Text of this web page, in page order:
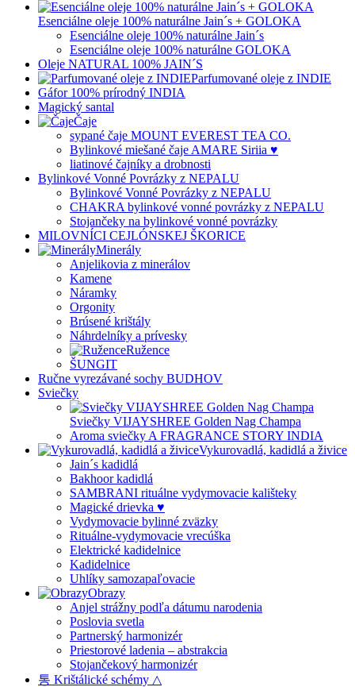
Esenciálne oleje 100% naturálne Jain´s + GOLOKA
Esenciálne oleje 100% naturálne Jain´s
Esenciálne oleje 100% naturálne GOLOKA
Oleje NATURAL 100% JAIN´S
Parfumované oleje z INDIE
Gáfor 100% prírodný INDIA
Magický santal
Čaje
sypané čaje MOUNT EVEREST TEA CO.
Bylinkové miešané čaje AMARE Siriia ♥
liatinové čajníky a drobnosti
Bylinkové Vonné Povrázky z NEPALU
Bylinkové Vonné Povrázky z NEPALU
CHAKRA bylinkové vonné povrázky z NEPALU
Stojančeky na bylinkové vonné povrázky
MILOVNÍCI CEJLÓNSKEJ ŠKORICE
Minerály
Anjelikovia z minerálov
Kamene
Náramky
Orgonity
Brúsené krištály
Náhrdelníky a prívesky
Ružence
ŠUNGIT
Ručne vyrezávané sochy BUDHOV
Sviečky
Sviečky VIJAYSHREE Golden Nag Champa
Aroma sviečky A FRAGRANCE STORY INDIA
Vykurovadlá, kadidlá a živice
Jain´s kadidlá
Bakhoor kadidlá
SAMBRANI rituálne vydymovacie kališteky
Magické drievka ♥
Vydymovacie bylinné zväzky
Rituálne-vydymovacie vrecúška
Elektrické kadidelnice
Kadidelnice
Uhlíky samozapaľovacie
Obrazy
Anjel strážny podľa dátumu narodenia
Poslovia svetla
Partnerský harmonizér
Priestorové ladenia – abstrakcia
Stojančekový harmonizér
통 Krištálické schémy △